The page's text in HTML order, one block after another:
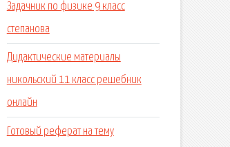
Задачник по физике 9 класс
степанова
Дидактические материалы
никольский 11 класс решебник
онлайн
Готовый реферат на тему